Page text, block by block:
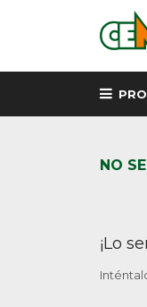
NO
¡Lo